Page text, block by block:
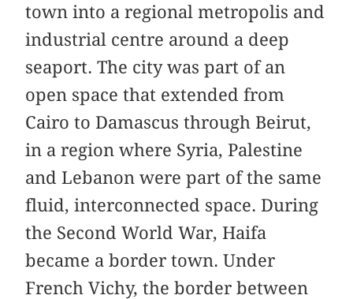
town into a regional metropolis and
industrial centre around a deep
seaport. The city was part of an
open space that extended from
Cairo to Damascus through Beirut,
in a region where Syria, Palestine
and Lebanon were part of the same
fluid, interconnected space. During
the Second World War, Haifa
became a border town. Under
French Vichy, the border between